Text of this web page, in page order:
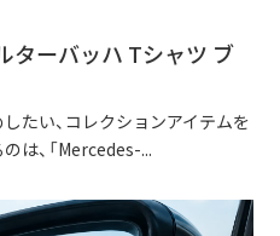
ターバッハ Tシャツ ブ
たい、コレクションアイテムを
は、「Mercedes-...